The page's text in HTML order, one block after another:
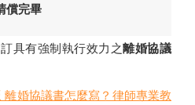
償完畢
具有強制執行效力之離婚協議
婚協議書怎麼寫？律師專業教